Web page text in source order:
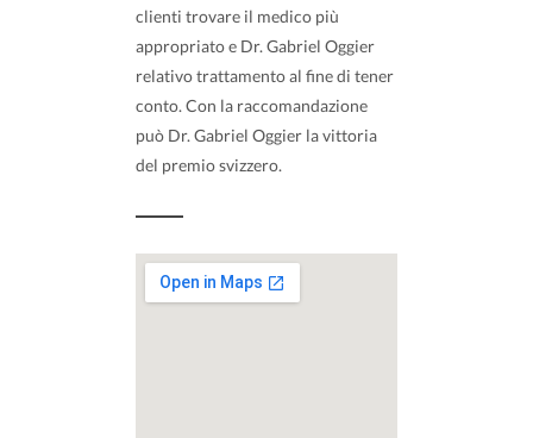
clienti trovare il medico più
appropriato e Dr. Gabriel Oggier
relativo trattamento al fine di tener
conto. Con la raccomandazione
può Dr. Gabriel Oggier la vittoria
del premio svizzero.